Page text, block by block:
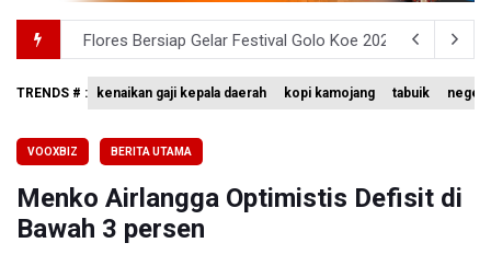
Flores Bersiap Gelar Festival Golo Koe 2026,
Kemkomdigi Targetkan Reaktivasi IGRS Rampung 2026
BGN Wajibkan Ompreng MBG Cantumkan Batas Waktu
BEI Catat Pertumbuhan Investor Saham Capai 10,05
TRENDS # : kenaikan gaji kepala daerah kopi kamojang tabuik
VOOXBIZ BERITA UTAMA
Menko Airlangga Optimistis Defisit di
Bawah 3 persen